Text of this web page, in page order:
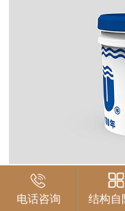
一、施工前的准备工作
电话咨询 结构自